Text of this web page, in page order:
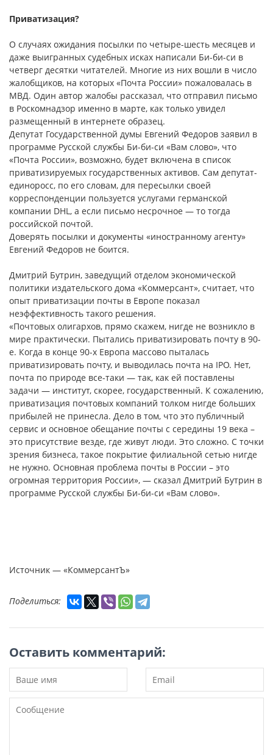
Приватизация?
О случаях ожидания посылки по четыре-шесть месяцев и
даже выигранных судебных исках написали Би-би-си в
четверг десятки читателей. Многие из них вошли в число
жалобщиков, на которых «Почта России» пожаловалась в
МВД. Один автор жалобы рассказал, что отправил письмо
в Роскомнадзор именно в марте, как только увидел
размещенный в интернете образец.
Депутат Государственной думы Евгений Федоров заявил в
программе Русской службы Би-би-си «Вам слово», что
«Почта России», возможно, будет включена в список
приватизируемых государственных активов. Сам депутат-
единоросс, по его словам, для пересылки своей
корреспонденции пользуется услугами германской
компании DHL, а если письмо несрочное — то тогда
российской почтой.
Доверять посылки и документы «иностранному агенту»
Евгений Федоров не боится.
Дмитрий Бутрин, заведущий отделом экономической
политики издательского дома «Коммерсант», считает, что
опыт приватизации почты в Европе показал
неэффективность такого решения.
«Почтовых олигархов, прямо скажем, нигде не возникло в
мире практически. Пытались приватизировать почту в 90-
е. Когда в конце 90-х Европа массово пыталась
приватизировать почту, и выводилась почта на IPO. Нет,
почта по природе все-таки — так, как ей поставлены
задачи — институт, скорее, государственный. К сожалению,
приватизация почтовых компаний толком нигде больших
прибылей не принесла. Дело в том, что это публичный
сервис и основное обещание почты с середины 19 века –
это присутствие везде, где живут люди. Это сложно. С точки
зрения бизнеса, такое покрытие филиальной сетью нигде
не нужно. Основная проблема почты в России – это
огромная территория России», — сказал Дмитрий Бутрин в
программе Русской службы Би-би-си «Вам слово».
Источник — «КоммерсантЪ»
Поделиться:
Оставить комментарий: